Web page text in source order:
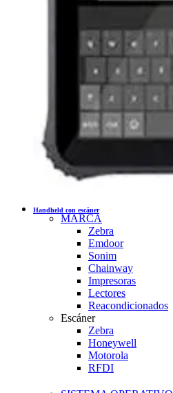
Handheld con escáner
MARCA
Zebra
Emdoor
Sonim
Chainway
Impresoras
Lectores
Reacondicionados
Escáner
Zebra
Honeywell
Motorola
RFDI